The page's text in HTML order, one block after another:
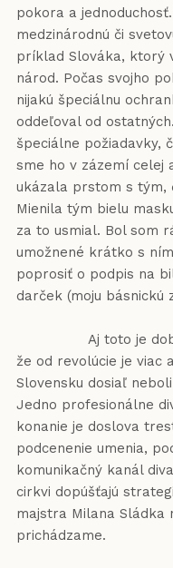
pokora a
medzinárodnú či
príklad Slováka, ktorý
národ. Počas svojho
nijakú špeciálnu
oddeľoval od
špeciálne požiadavky,
sme ho v zázemí celej
ukázala prstom s tým,
Mienila tým bielu
za to usmial. Bol som
umožnené krátko s
poprosiť o podpis na
darček (moju básnickú
Aj toto je dobré
že od revolúcie je viac
Slovensku dosiaľ
Jedno profesionálne
konanie je doslova
podcenenie umenia,
komunikačný kanál
cirkvi dopúšťajú
majstra Milana Sládka
prichádzame.